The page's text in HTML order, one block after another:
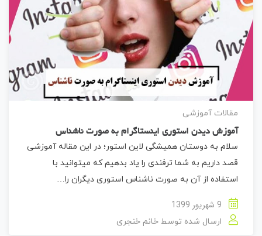
مقالات آموزشی
آموزش دیدن استوری اینستاگرام به صورت ناشناس
سلام به دوستان همیشگی لاین استور؛ در این مقاله آموزشی
قصد داریم به شما ترفندی را یاد بدهیم که میتوانید با
استفاده از آن به صورت ناشناس استوری دیگران را…
ارسال شده توسط خانم خنجری